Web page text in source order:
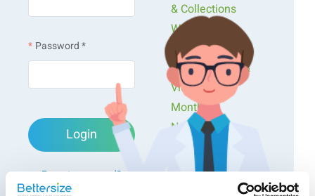
レーザー回折・散乱
画像解析
粉体物性評価
Bettersizeの測定ソリューションは、固形製剤の溶出性評価
や吸収性予測、粉体の打錠性や混合適性の検討など、医薬
品開発・製造における幅広いニーズに対応可能です。製剤
品質の向上と安定した生産体制の構築に貢献します。
Password *
Login
Forgot password?
& Collections
Webinars &
Workshops
Presentations &
Videos
Monthly
Newsletters
Exclusive Events...